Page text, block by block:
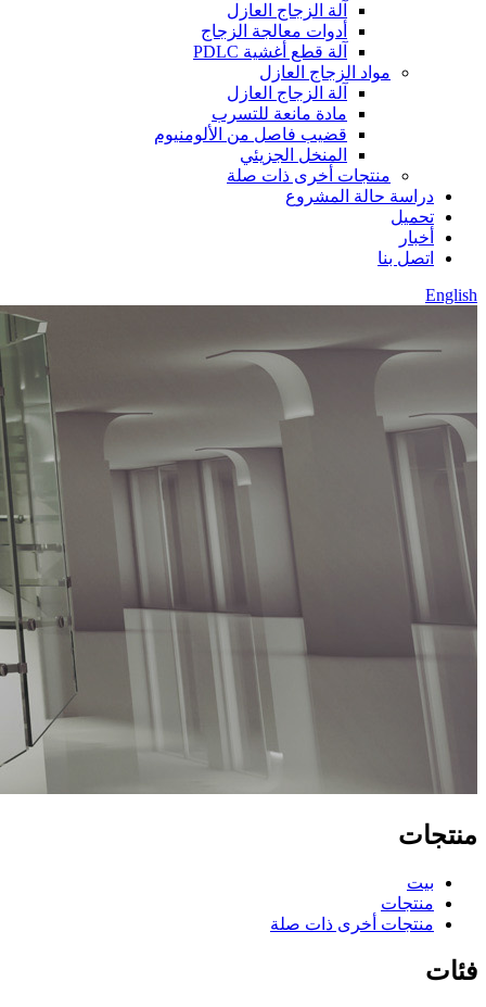
آلة الزجاج العازل
أدوات معالجة الزجاج
آلة قطع أغشية PDLC
مواد الزجاج العازل
آلة الزجاج العازل
مادة مانعة للتسرب
قضيب فاصل من الألومنيوم
المنخل الجزيئي
منتجات أخرى ذات صلة
دراسة حالة المشروع
تحميل
أخبار
اتصل بنا
English
منتجات
بيت
منتجات
منتجات أخرى ذات صلة
فئات